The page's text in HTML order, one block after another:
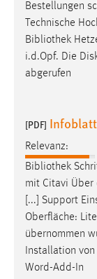
Bestellungen
Technische
Bibliothek
i.d.Opf. Die
abgerufen
[PDF]
Relevanz:
Bibliothek
mit Citavi
[...] Support
Oberfläche:
übernommen
Installation
Word-Add-In